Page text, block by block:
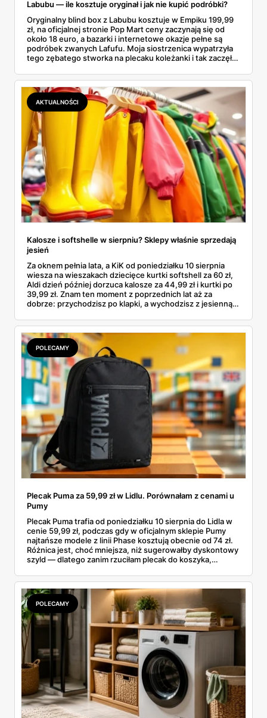
Labubu — ile kosztuje oryginał i jak nie kupić podróbki?
Oryginalny blind box z Labubu kosztuje w Empiku 199,99
zł, na oficjalnej stronie Pop Mart ceny zaczynają się od
około 18 euro, a bazarki i internetowe okazje pełne są
podróbek zwanych Lafufu. Moja siostrzenica wypatrzyła
tego zębatego stworka na plecaku koleżanki i tak zaczęło
kosztuje i po czym poznać, że sprzedawca nie wciska nam
podróbki. Spisałam wszystko, czego się dowiedziałam —
łącznie z jedną wpadką, o której za chwilę.
AKTUALNOŚCI
Kalosze i softshelle w sierpniu? Sklepy właśnie sprzedają
jesień
Za oknem pełnia lata, a KiK od poniedziałku 10 sierpnia
wiesza na wieszakach dziecięce kurtki softshell za 60 zł,
Aldi dzień później dorzuca kalosze za 44,99 zł i kurtki po
39,99 zł. Znam ten moment z poprzednich lat aż za
dobrze: przychodzisz po klapki, a wychodzisz z jesienną
pojawi się w gazetkach w przyszłym tygodniu i czy jest
sens kupować jesień, zanim skończą się wakacje.
POLECAMY
Plecak Puma za 59,99 zł w Lidlu. Porównałam z cenami u
Pumy
Plecak Puma trafia od poniedziałku 10 sierpnia do Lidla w
cenie 59,99 zł, podczas gdy w oficjalnym sklepie Pumy
najtańsze modele z linii Phase kosztują obecnie od 74 zł.
Różnica jest, choć mniejsza, niż sugerowałby dyskontowy
szyld — dlatego zanim rzuciłam plecak do koszyka,
rozpiska: co dokładnie sprzedaje Lidl, ile kosztują
odpowiedniki u producenta i komu ten zakup naprawdę
się opłaci.
POLECAMY